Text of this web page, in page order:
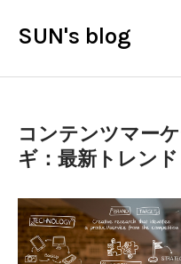
SUN's blog
コンテンツマー
ギ：最新トレンド